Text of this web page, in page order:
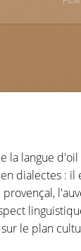
la langue
dialectes :
le plan